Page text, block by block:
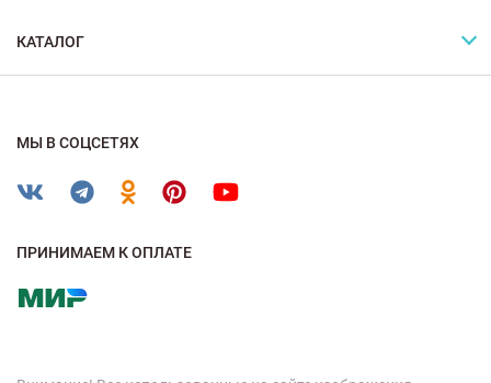
КАТАЛОГ
МЫ В СОЦСЕТЯХ
ПРИНИМАЕМ К ОПЛАТЕ